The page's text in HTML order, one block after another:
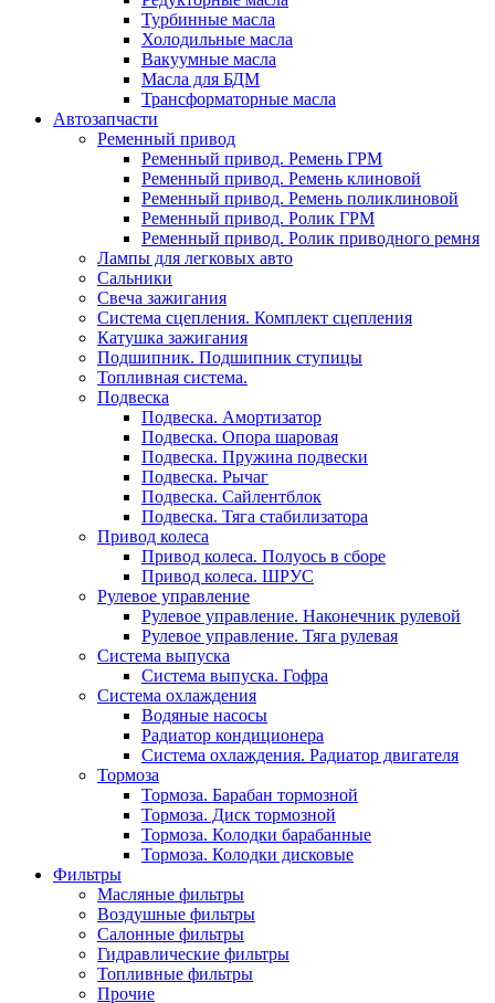
Турбинные масла
Холодильные масла
Вакуумные масла
Масла для БДМ
Трансформаторные масла
Автозапчасти
Ременный привод
Ременный привод. Ремень ГРМ
Ременный привод. Ремень клиновой
Ременный привод. Ремень поликлиновой
Ременный привод. Ролик ГРМ
Ременный привод. Ролик приводного ремня
Лампы для легковых авто
Сальники
Свеча зажигания
Система сцепления. Комплект сцепления
Катушка зажигания
Подшипник. Подшипник ступицы
Топливная система.
Подвеска
Подвеска. Амортизатор
Подвеска. Опора шаровая
Подвеска. Пружина подвески
Подвеска. Рычаг
Подвеска. Сайлентблок
Подвеска. Тяга стабилизатора
Привод колеса
Привод колеса. Полуось в сборе
Привод колеса. ШРУС
Рулевое управление
Рулевое управление. Наконечник рулевой
Рулевое управление. Тяга рулевая
Система выпуска
Система выпуска. Гофра
Система охлаждения
Водяные насосы
Радиатор кондиционера
Система охлаждения. Радиатор двигателя
Тормоза
Тормоза. Барабан тормозной
Тормоза. Диск тормозной
Тормоза. Колодки барабанные
Тормоза. Колодки дисковые
Фильтры
Масляные фильтры
Воздушные фильтры
Салонные фильтры
Гидравлические фильтры
Топливные фильтры
Прочие